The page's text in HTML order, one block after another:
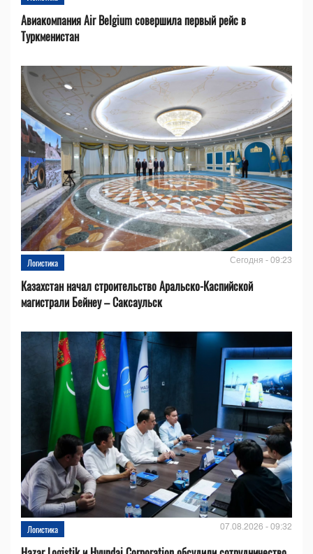
Авиакомпания Air Belgium совершила первый рейс в
Туркменистан
Логистика Сегодня - 09:23
Казахстан начал строительство Аральско-Каспийской
магистрали Бейнеу – Саксаульск
Логистика 07.08.2026 - 09:32